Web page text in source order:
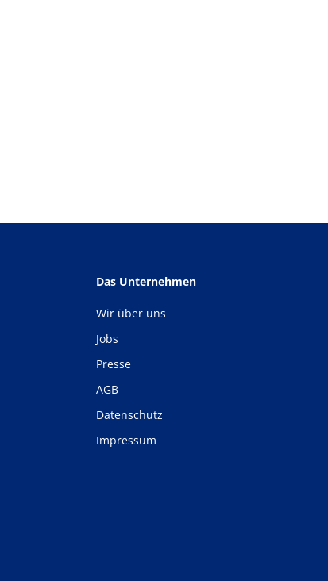
Das Unternehmen
Wir über uns
Jobs
Presse
AGB
Datenschutz
Impressum